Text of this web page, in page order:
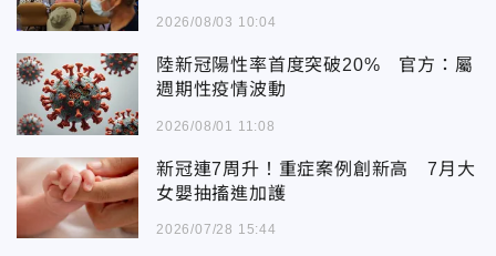
2026/08/03 10:04
陸新冠陽性率首度突破20% 官方：屬
週期性疫情波動
2026/08/01 11:08
新冠連7周升！重症案例創新高 7月大
女嬰抽搐進加護
2026/07/28 15:44